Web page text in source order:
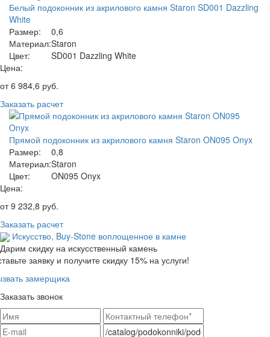
Белый подоконник из акрилового камня Staron SD001 Dazzling
White
Размер:
0,6
Материал:Staron
Цвет:
SD001 Dazzling White
Цена:
от6 984,6 руб.
Заказать расчет
Прямой подоконник из акрилового камня Staron ON095 Onyx
Размер:
0,8
Материал:Staron
Цвет:
ON095 Onyx
Цена:
от9 232,8 руб.
Заказать расчет
Искусство, Buy-Stone воплощенное в камне
Дарим скидку на искусственный камень
заявку и получите скидку 15% на услуги!
замерщика
Заказать звонок